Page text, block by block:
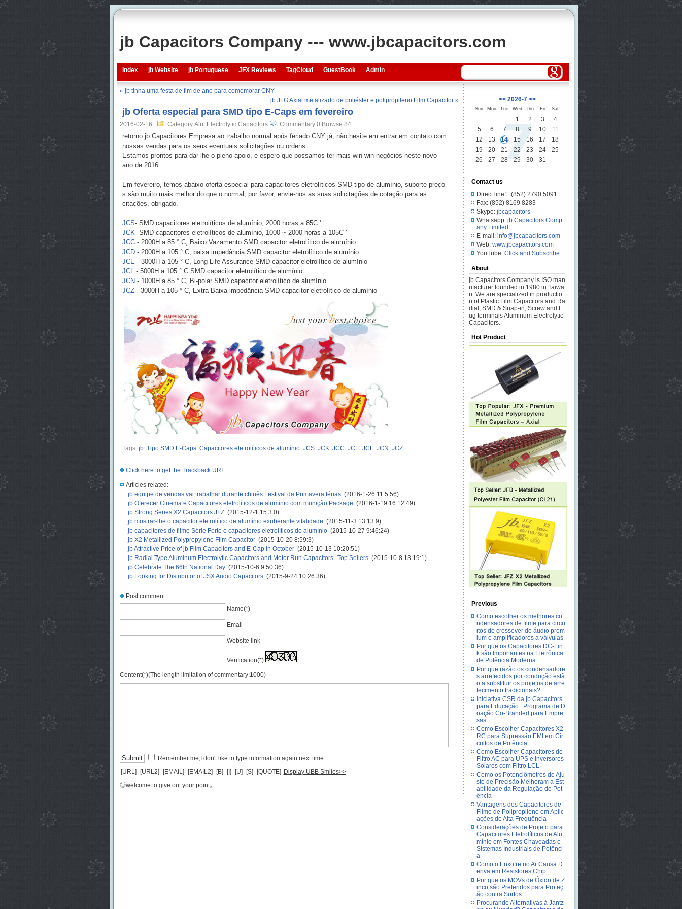
jb Capacitors Company --- www.jbcapacitors.com
Index jb Website jb Portuguese JFX Reviews TagCloud GuestBook Admin
« jb tinha uma festa de fim de ano para comemorar CNY
jb JFG Axial metalizado de poliéster e polipropileno Film Capacitor »
jb Oferta especial para SMD tipo E-Caps em fevereiro
2016-02-16 Category:Alu. Electrolytic Capacitors Commentary:0Browse:84
retorno jb Capacitores Empresa ao trabalho normal após feriado CNY já, não hesite em entrar em contato com
nossas vendas para os seus eventuais solicitações ou ordens.
Estamos prontos para dar-lhe o pleno apoio, e espero que possamos ter mais win-win negócios neste novo
ano de 2016.
Em fevereiro, temos abaixo oferta especial para capacitores eletrolíticos SMD tipo de alumínio, suporte preço
s são muito mais melhor do que o normal, por favor, envie-nos as suas solicitações de cotação para as
citações, obrigado.
JCS- SMD capacitores eletrolíticos de alumínio, 2000 horas a 85C '
JCK- SMD capacitores eletrolíticos de alumínio, 1000 ~ 2000 horas a 105C '
JCC- 2000H a 85 ° C, Baixo Vazamento SMD capacitor eletrolítico de alumínio
JCD- 2000H a 105 ° C, baixa impedância SMD capacitor eletrolítico de alumínio
JCE - 3000H a 105 ° C, Long Life Assurance SMD capacitor eletrolítico de alumínio
JCL- 5000H a 105 ° C SMD capacitor eletrolítico de alumínio
JCN - 1000H a 85 ° C, Bi-polar SMD capacitor eletrolítico de alumínio
JCZ- 3000H a 105 ° C, Extra Baixa impedância SMD capacitor eletrolítico de alumínio
Tags: jb Tipo SMD E-Caps Capacitores eletrolíticos de alumínio JCS JCK JCC JCE JCL JCN JCZ
Click here to get the Trackback URI
Articles related:
jb equipe de vendas vai trabalhar durante chinês Festival da Primavera férias(2016-1-26 11:5:56)
jb Oferecer Cinema e Capacitores eletrolíticos de alumínio com munição Package (2016-1-19 16:12:49)
jb Strong Series X2 Capacitors JFZ(2015-12-1 15:3:0)
jb mostrar-lhe o capacitor eletrolítico de alumínio exuberante vitalidade (2015-11-3 13:13:9)
jb capacitores de filme Série Forte e capacitores eletrolíticos de alumínio(2015-10-27 9:46:24)
jb X2 Metallized Polypropylene Film Capacitor(2015-10-20 8:59:3)
jb Attractive Price of jb Film Capacitors and E-Cap in October(2015-10-13 10:20:51)
jb Radial Type Aluminum Electrolytic Capacitors and Motor Run Capacitors--Top Sellers(2015-10-8 13:19:1)
jb Celebrate The 66th National Day(2015-10-6 9:50:36)
jb Looking for Distributor of JSX Audio Capacitors(2015-9-24 10:26:36)
Post comment:
Name(*)
Email
Website link
Verification(*)
Content(*)(The length limitation of commentary:1000)
Remember me,I don't like to type information again next time
[URL]
[URL2] [EMAIL] [EMAIL2] [B] [I] [U] [S] [QUOTE] Display UBB Smiles>>
◎welcome to give out your point。
<< 2026-7 >>
Sun Mon Tue Wed Thu Fri Sat
1 2 3
4
5
6 7 8 9 10
11
12
13 14 15 16 17
18
19
20 21 22 23 24
25
26
27 28 29 30 31
Contact us
Direct line1: (852) 2790 5091
Fax: (852) 8169 8283
Skype: jbcapacitors
Whatsapp: jb Capacitors Comp
any Limited
E-mail: info@jbcapacitors.com
Web: www.jbcapacitors.com
YouTube: Click and Subscribe
About
jb Capacitors Company is ISO man
ufacturer founded in 1980 in Taiwa
n. We are specialized in productio
n of Plastic Film Capacitors and Ra
dial, SMD & Snap-in, Screw and L
ug terminals Aluminum Electrolytic
Capacitors.
Hot Product
Previous
Como escolher os melhores co
ndensadores de filme para circu
itos de crossover de áudio prem
ium e amplificadores a válvulas
Por que os Capacitores DC-Lin
k são Importantes na Eletrônica
de Potência Moderna
Por que razão os condensadore
s arrefecidos por condução estã
o a substituir os projetos de arre
fecimento tradicionais?
Iniciativa CSR da jb Capacitors
para Educação | Programa de D
oação Co-Branded para Empre
sas
Como Escolher Capacitores X2
RC para Supressão EMI em Cir
cuitos de Potência
Como Escolher Capacitores de
Filtro AC para UPS e Inversores
Solares com Filtro LCL
Como os Potenciômetros de Aju
ste de Precisão Melhoram a Est
abilidade da Regulação de Pot
ência
Vantagens dos Capacitores de
Filme de Polipropileno em Aplic
ações de Alta Frequência
Considerações de Projeto para
Capacitores Eletrolíticos de Alu
mínio em Fontes Chaveadas e
Sistemas Industriais de Potênci
a
Como o Enxofre no Ar Causa D
eriva em Resistores Chip
Por que os MOVs de Óxido de Z
inco são Preferidos para Proteç
ão contra Surtos
Procurando Alternativas à Jantz